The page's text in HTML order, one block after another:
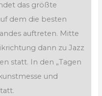
das größte
dem die besten
auftreten. Mitte
dann zu Jazz
statt. In den „Tagen
und